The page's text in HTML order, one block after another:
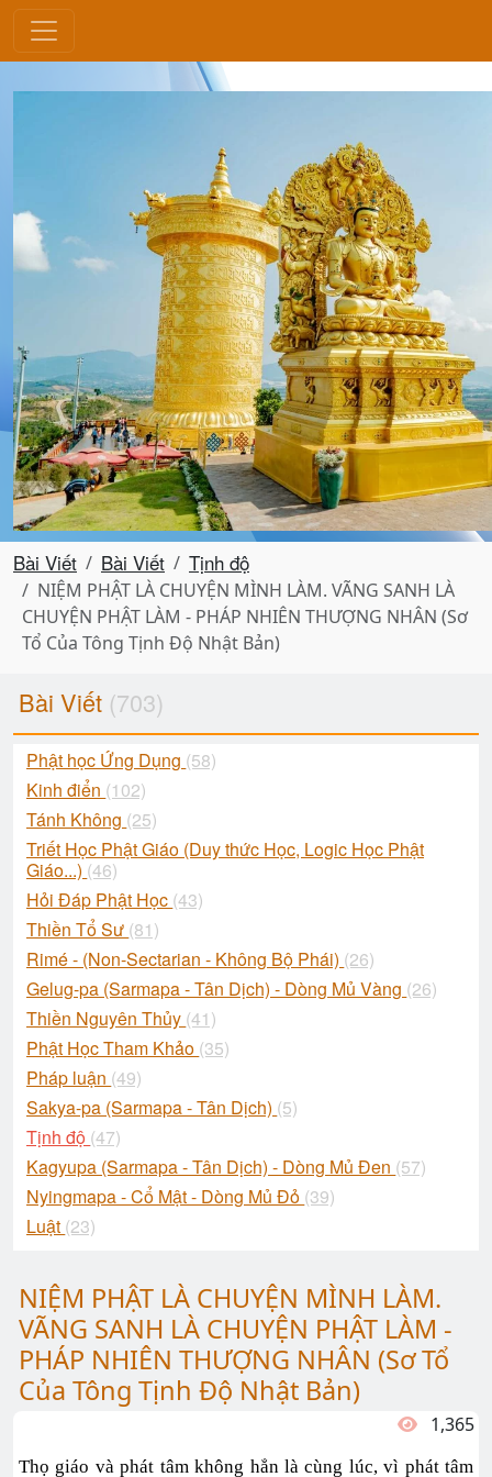
Bài Viết Bài Viết Tịnh độ
NIỆM PHẬT LÀ CHUYỆN MÌNH LÀM. VÃNG SANH LÀ
CHUYỆN PHẬT LÀM - PHÁP NHIÊN THƯỢNG NHÂN (Sơ
Tổ Của Tông Tịnh Độ Nhật Bản)
Bài Viết (703)
Phật học Ứng Dụng (58)
Kinh điển (102)
Tánh Không (25)
Triết Học Phật Giáo (Duy thức Học, Logic Học Phật
Giáo...) (46)
Hỏi Đáp Phật Học (43)
Thiền Tổ Sư (81)
Rimé - (Non-Sectarian - Không Bộ Phái) (26)
Gelug-pa (Sarmapa - Tân Dịch) - Dòng Mủ Vàng (26)
Thiền Nguyên Thủy (41)
Phật Học Tham Khảo (35)
Pháp luận (49)
Sakya-pa (Sarmapa - Tân Dịch) (5)
Tịnh độ (47)
Kagyupa (Sarmapa - Tân Dịch) - Dòng Mủ Đen (57)
Nyingmapa - Cổ Mật - Dòng Mủ Đỏ (39)
Luật (23)
NIỆM PHẬT LÀ CHUYỆN MÌNH LÀM.
VÃNG SANH LÀ CHUYỆN PHẬT LÀM -
PHÁP NHIÊN THƯỢNG NHÂN (Sơ Tổ
Của Tông Tịnh Độ Nhật Bản)
1,365
Thọ giáo và phát tâm không hẳn là cùng lúc, vì phát tâm